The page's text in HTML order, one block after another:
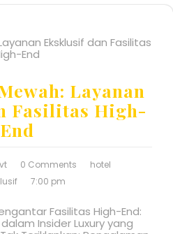
Layanan
Fasilitas High-
End
0 Comments
hotel
7:00 pm
Fasilitas High-End:
Insider Luxury yang